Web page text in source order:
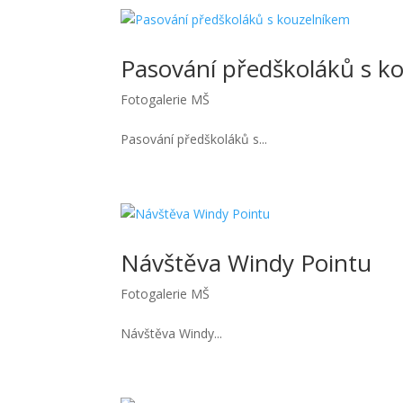
Pasování předškoláků s
Fotogalerie MŠ
Pasování předškoláků s...
Návštěva Windy Pointu
Fotogalerie MŠ
Návštěva Windy...